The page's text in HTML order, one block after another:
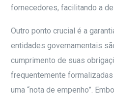
fornecedores, facilitando a
Outro ponto crucial é a
entidades governamentais
cumprimento de suas
frequentemente
uma “nota de empenho”.